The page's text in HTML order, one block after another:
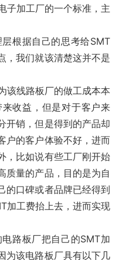
子加工厂的一个标准，主
根据自己的思考给SMT
，我们就该清楚这并不是
该线路板厂的做工成本本
收益，但是对于客户来
开销，但是得到的产品却
户的客户体验不好，进而
，比如说有些工厂刚开始
质量的产品，目的是为自
的口碑或者品牌已经得到
加工费抬上去，进而实现
路板厂把自己的SMT加
为该电路板厂具有以下几